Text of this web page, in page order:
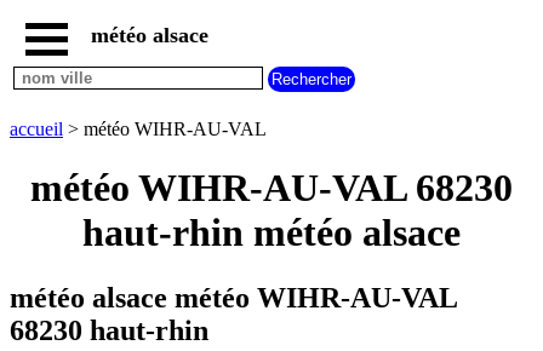
accueil
radar
WIHR-
VAL
radar
pluie
alsace
météo alsace
accueil > météo WIHR-AU-VAL
météo WIHR-AU-VAL 68230
haut-rhin météo alsace
météo alsace météo WIHR-AU-VAL
68230 haut-rhin